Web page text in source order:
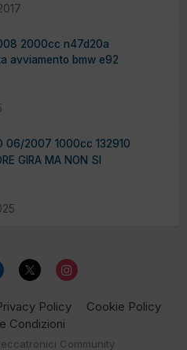
2000cc n47d20a
avviamento bmw e92
06/2007 1000cc 132910
GIRA MA NON SI
Policy
Cookie Policy
Condizioni
Community